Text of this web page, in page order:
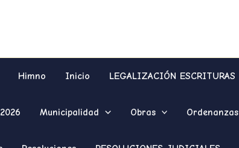
Himno Inicio LEGALIZACIÓN ESCRITURAS
Municipalidad Obras Ordenanzas